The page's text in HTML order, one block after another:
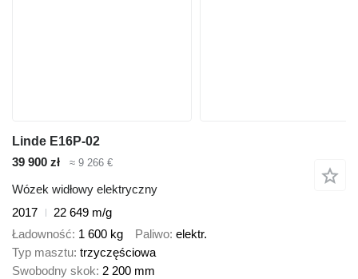
Linde E16P-02
39 900 zł
≈ 9 266 €
Wózek widłowy elektryczny
2017
22 649 m/g
Ładowność 1 600 kg Paliwo elektr.
Typ masztu trzyczęściowa
Swobodny skok 2 200 mm